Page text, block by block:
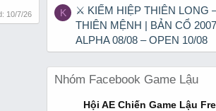
10/7/26 K
⚔ KIẾM HIỆP THIÊN LONG
THIÊN MỆNH | BẢN CỔ
ALPHA 08/08 – OPEN 10/08
Nhóm Facebook Game Lậu
Hội AE Chiến Game Lậu